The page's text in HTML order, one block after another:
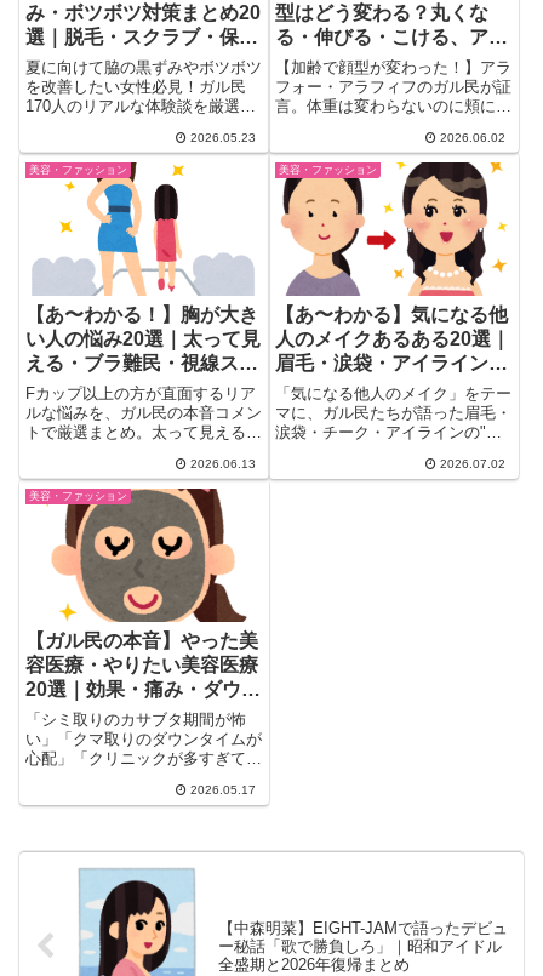
み・ボツボツ対策まとめ20
選｜脱毛・スクラブ・保湿
で綺麗に
夏に向けて脇の黒ずみやボツボツ
を改善したい女性必見！ガル民
170人のリアルな体験談を厳選。
ジングオイルや美白クリームを使
ったセルフケアから、脱毛後もく
すみが残る場合の対処法まで本音
まとめ。芸能人みたいな脇は「ボ
ディメイク」の産物という衝撃の
2026.05.23
型はどう変わる？丸くな
る・伸びる・こける、アラ
フォーの本音20選
【加齢で顔型が変わった！】アラ
フォー・アラフィフのガル民が証
言。体重は変わらないのに頬に肉
めかみがこける人の体験談18
選。たるみの原因・骨格タイプ別
の変化も紹介。鏡を見るたびに
「あれ？」と思っているあなた
へ。
2026.06.02
美容・ファッション
【あ〜わかる！】胸が大き
い人の悩み20選｜太って見
える・ブラ難民・視線スト
レス・夏の汗対策
Fカップ以上の方が直面するリア
ルな悩みを、ガル民の本音コメン
トで厳選まとめ。太って見える・
が開く・夏の谷間汗問題・男女問
わず視線が気になるストレスま
で。対処法も一緒に紹介します。
2026.06.13
美容・ファッション
【あ〜わかる】気になる他
人のメイクあるある20選｜
眉毛・涙袋・アイラインの
「惜しい」ポイントまとめ
「気になる他人のメイク」をテー
マに、ガル民たちが語った眉毛・
涙袋・チーク・アイラインの"惜
た。自分では気づきにくい失敗ポ
2026.07.02
美容・ファッション
【ガル民の本音】やった美
容医療・やりたい美容医療
20選｜効果・痛み・ダウン
タイムの実態
「シミ取りのカサブタ期間が怖
い」「クマ取りのダウンタイムが
心配」「クリニックが多すぎて迷
2026.05.17
【中森明菜】EIGHT-JAMで語ったデビュ
ー秘話「歌で勝負しろ」｜昭和アイドル
全盛期と2026年復帰まとめ